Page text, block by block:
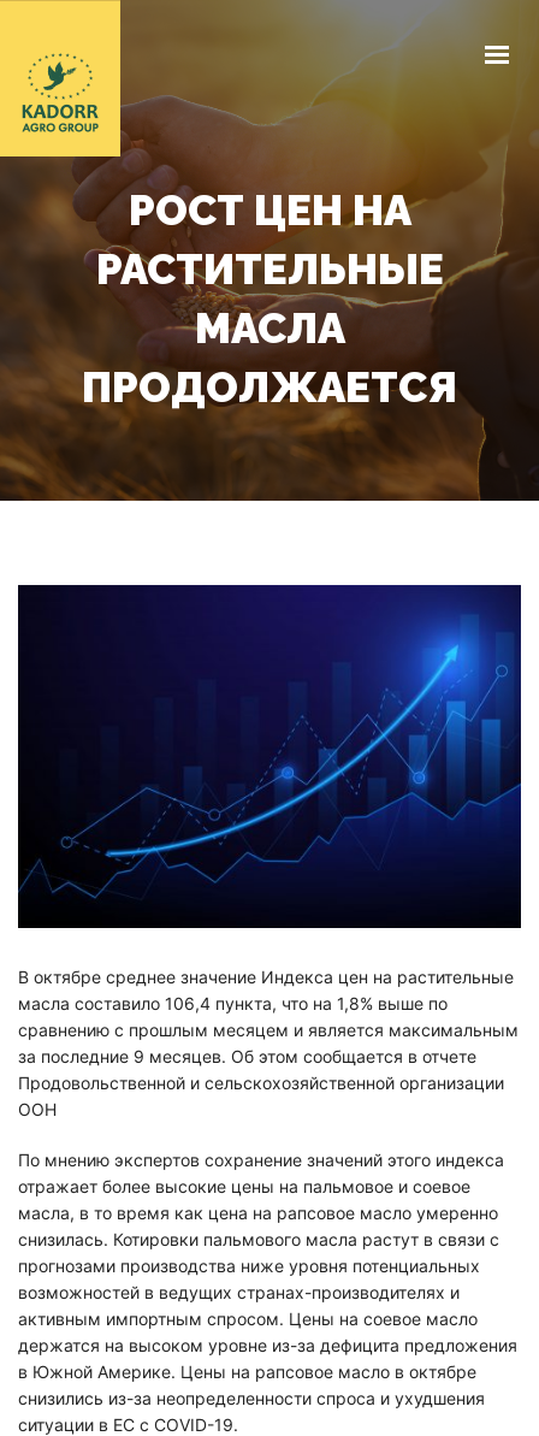
КОМПАНИЯ
ЗАКУПОЧНЫЕ ЦЕНЫ
ДОГОВОРНАЯ БАЗА
НАШИ ДОКУМЕНТЫ
НОВОСТИ
КОНТАКТЫ
RU
РОСТ ЦЕН НА
РАСТИТЕЛЬНЫЕ
МАСЛА
ПРОДОЛЖАЕТСЯ
В октябре среднее значение Индекса цен на растительные
масла составило 106,4 пункта, что на 1,8% выше по
сравнению с прошлым месяцем и является максимальным
за последние 9 месяцев. Об этом сообщается в отчете
Продовольственной и сельскохозяйственной организации
ООН
По мнению экспертов сохранение значений этого индекса
отражает более высокие цены на пальмовое и соевое
масла, в то время как цена на рапсовое масло умеренно
снизилась. Котировки пальмового масла растут в связи с
прогнозами производства ниже уровня потенциальных
возможностей в ведущих странах-производителях и
активным импортным спросом. Цены на соевое масло
держатся на высоком уровне из-за дефицита предложения
в Южной Америке. Цены на рапсовое масло в октябре
снизились из-за неопределенности спроса и ухудшения
ситуации в ЕС с COVID-19.